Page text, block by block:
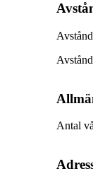
Antal